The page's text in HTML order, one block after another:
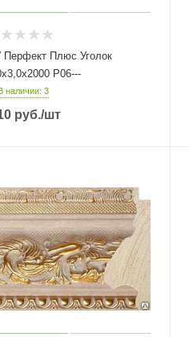
Перфект Плюс Уголок
Р06---
В наличии: 3
руб./шт